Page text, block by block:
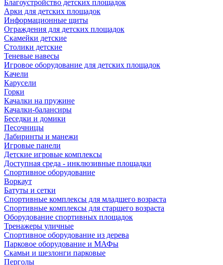
Благоустройство детских площадок
Арки для детских площадок
Информационные щиты
Ограждения для детских площадок
Скамейки детские
Столики детские
Теневые навесы
Игровое оборудование для детских площадок
Качели
Карусели
Горки
Качалки на пружине
Качалки-балансиры
Беседки и домики
Песочницы
Лабиринты и манежи
Игровые панели
Детские игровые комплексы
Доступная среда - инклюзивные площадки
Спортивное оборудование
Воркаут
Батуты и сетки
Спортивные комплексы для младшего возраста
Спортивные комплексы для старшего возраста
Оборудование спортивных площадок
Тренажеры уличные
Спортивное оборудование из дерева
Парковое оборудование и МАФы
Скамьи и шезлонги парковые
Перголы